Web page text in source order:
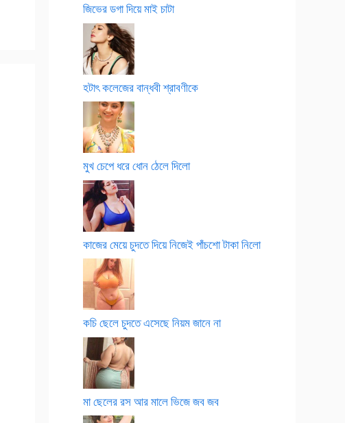
জিভের ডগা দিয়ে মাই চাটা
হটাৎ কলেজের বান্ধবী শ্রাবণীকে
মুখ চেপে ধরে ধোন ঠেলে দিলো
কাজের মেয়ে চুদতে দিয়ে নিজেই পাঁচশো টাকা নিলো
কচি ছেলে চুদতে এসেছে নিয়ম জানে না
মা ছেলের রস আর মালে ভিজে জব জব